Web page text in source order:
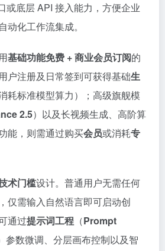
或底层 API 接入能力，方便企业
动化工作流集成。
基础功能免费 + 商业会员订阅的
户注册及日常签到可获得基础生
耗标准模型算力）；高级旗舰模
2.5）以及长视频生成、高阶算
能，则需通过购买会员或消耗专
术门槛设计。普通用户无需任何
仅需输入自然语言即可启动创
通过提示词工程 （Prompt
参数微调、分层画布控制以及智